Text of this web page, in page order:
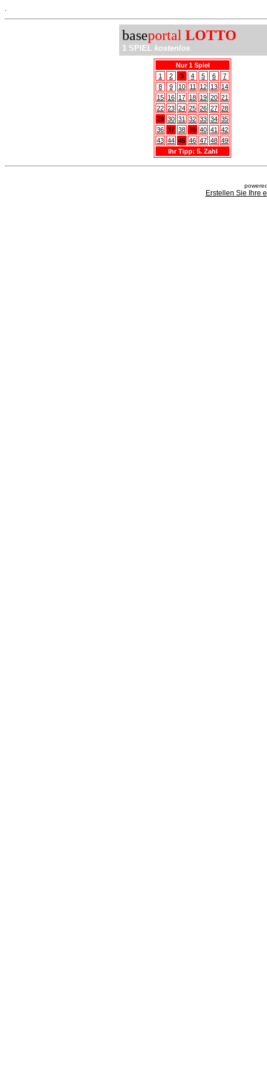
baseportal LOTTO
1 SPIEL kostenlos
Nur 1 Spiel
1
2 3 4 5 6
7
8
9 10 11 12 13 14
15 16 17 18 19 20 21
22 23 24 25 26 27 28
29 30 31 32 33 34 35
36 37 38 39 40 41
42
43 44 45 46 47 48 49
Ihr Tipp: 5. Zahl
Erstellen Sie Ihre